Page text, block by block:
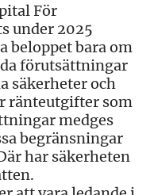
För
under 2025
beloppet bara om
förutsättningar
säkerheter och
ränteutgifter som
medges
begränsningar
har säkerheten